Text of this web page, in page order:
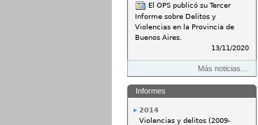
El OPS publicó su Tercer
Informe sobre Delitos y
Violencias en la Provincia de
Buenos Aires.
13/11/2020
Más noticias…
Informes
2014
Violencias y delitos (2009-